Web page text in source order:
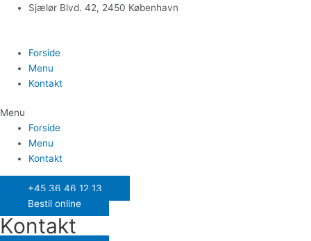
Sjælør Blvd. 42, 2450 København
Forside
Menu
Kontakt
Menu
Forside
Menu
Kontakt
+45 36 46 12 13
Bestil online
Kontakt